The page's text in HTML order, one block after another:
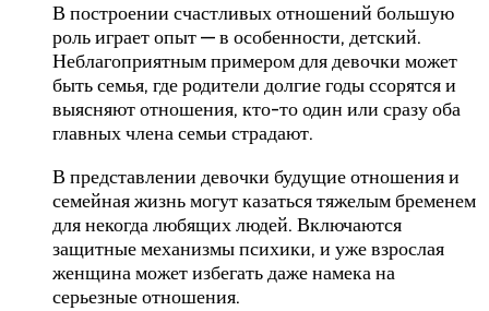
В построении счастливых отношений большую
роль играет опыт — в особенности, детский.
Неблагоприятным примером для девочки может
быть семья, где родители долгие годы ссорятся и
выясняют отношения, кто-то один или сразу оба
главных члена семьи страдают.
В представлении девочки будущие отношения и
семейная жизнь могут казаться тяжелым бременем
для некогда любящих людей. Включаются
защитные механизмы психики, и уже взрослая
женщина может избегать даже намека на
серьезные отношения.